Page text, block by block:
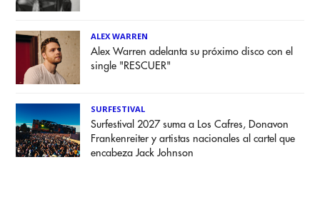
ALEX WARREN
Alex Warren adelanta su próximo disco con el
single "RESCUER"
SURFESTIVAL
Surfestival 2027 suma a Los Cafres, Donavon
Frankenreiter y artistas nacionales al cartel que
encabeza Jack Johnson